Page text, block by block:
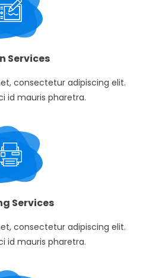
Services
consectetur adipiscing elit.
id mauris pharetra.
Services
consectetur adipiscing elit.
id mauris pharetra.